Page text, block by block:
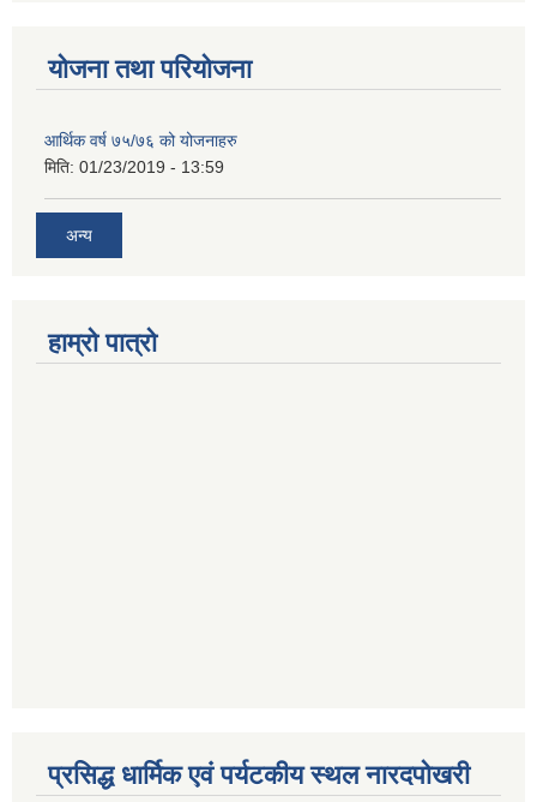
योजना तथा परियोजना
आर्थिक वर्ष ७५/७६ को योजनाहरु
मिति: 01/23/2019 - 13:59
अन्य
हाम्रो पात्रो
प्रसिद्ध धार्मिक एवं पर्यटकीय स्थल नारदपोखरी